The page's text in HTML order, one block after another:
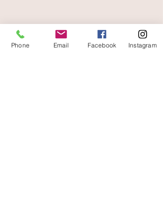
livraison offerte
et rapide
Phone Email Facebook Instagram